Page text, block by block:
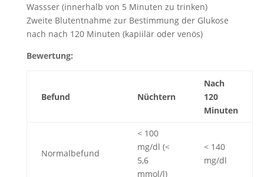
Wassser (innerhalb von 5 Minuten zu trinken)
Zweite Blutentnahme zur Bestimmung der Glukose
nach nach 120 Minuten (kapiilär oder venös)
Bewertung:
Befund Nüchtern
Nach
120
Minuten
Normalbefund
< 100
mg/dl (<
5,6
mmol/l)
< 140
mg/dl